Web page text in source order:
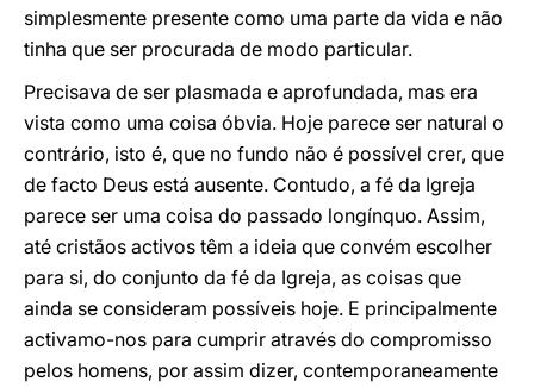
simplesmente presente como uma parte da vida e não
tinha que ser procurada de modo particular.
Precisava de ser plasmada e aprofundada, mas era
vista como uma coisa óbvia. Hoje parece ser natural o
contrário, isto é, que no fundo não é possível crer, que
de facto Deus está ausente. Contudo, a fé da Igreja
parece ser uma coisa do passado longínquo. Assim,
até cristãos activos têm a ideia que convém escolher
para si, do conjunto da fé da Igreja, as coisas que
ainda se consideram possíveis hoje. E principalmente
activamo-nos para cumprir através do compromisso
pelos homens, por assim dizer, contemporaneamente